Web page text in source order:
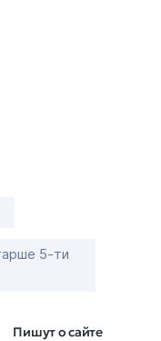
5-ти
Пишут о сайте